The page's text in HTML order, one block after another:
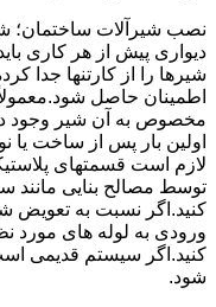
نصب شیرآلات ساختمان؛
دیواری پیش از هر کاری
شیرها را از کارتنها جدا
اطمینان حاصل
مخصوص به آن شیر وجود
اولین بار پس از ساخت یا
لازم است قسمتهای
توسط مصالح بنایی مانند
کنید.اگر نسبت به تعویض
ورودی به لوله های
کنید.اگر سیستم قدیمی
شود.